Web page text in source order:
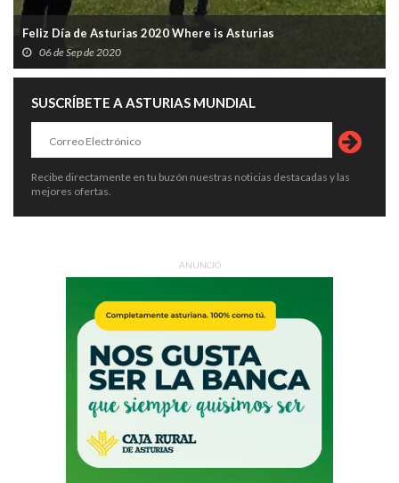
Feliz Día de Asturias 2020 Where is Asturias
06 de Sep de 2020
SUSCRÍBETE A ASTURIAS MUNDIAL
Recibe directamente en tu buzón nuestras noticias destacadas y las
mejores ofertas.
ANUNCIO